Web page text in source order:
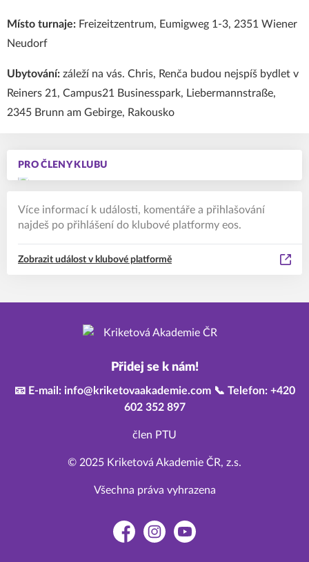
PRO ČLENY KLUBU
Více informací k události, komentáře a přihlašování
najdeš po přihlášení do klubové platformy eos.
Zobrazit událost v klubové platformě
Místo turnaje: Freizeitzentrum, Eumigweg 1-3, 2351 Wiener
Neudorf
Ubytování: záleží na vás. Chris, Renča budou nejspíš bydlet v
Reiners 21, Campus21 Businesspark, Liebermannstraße,
2345 Brunn am Gebirge, Rakousko
Přidej se k nám!
📧 E-mail: info@kriketovaakademie.com 📞 Telefon: +420
602 352 897
člen PTU
© 2025 Kriketová Akademie ČR, z.s.
Všechna práva vyhrazena
FacebookInstagramYouTube